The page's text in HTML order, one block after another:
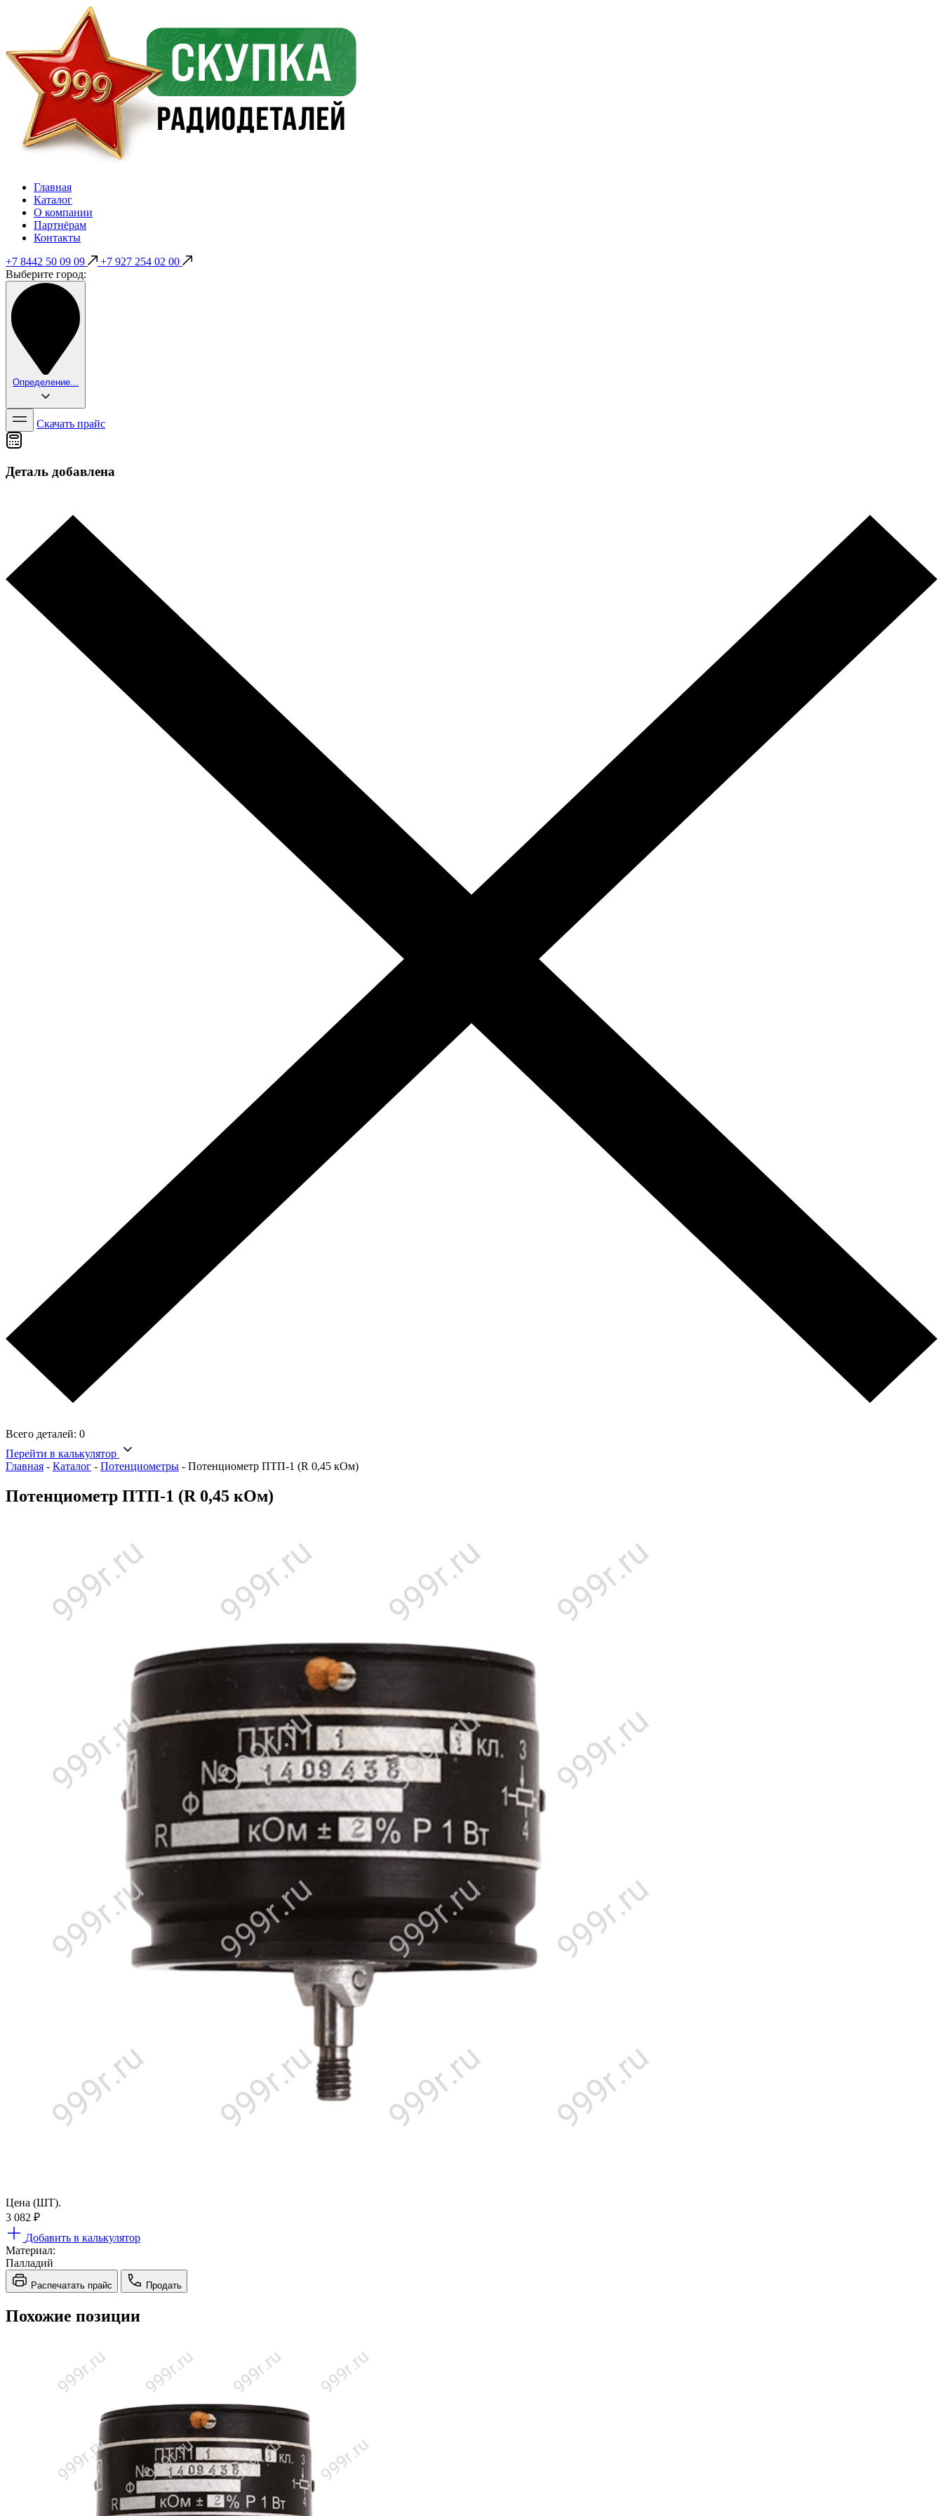
Главная
Каталог
О компании
Партнёрам
Контакты
+7 8442 50 09 09
+7 927 254 02 00
Выберите город:
Определение...
Скачать прайс
Деталь добавлена
Всего деталей: 0
Перейти в калькулятор
Главная - Каталог - Потенциометры - Потенциометр ПТП-1 (R 0,45 кОм)
Потенциометр ПТП-1 (R 0,45 кОм)
Цена (ШТ).
3 082 ₽
Добавить в калькулятор
Материал:
Палладий
Распечатать прайс Продать
Похожие позиции